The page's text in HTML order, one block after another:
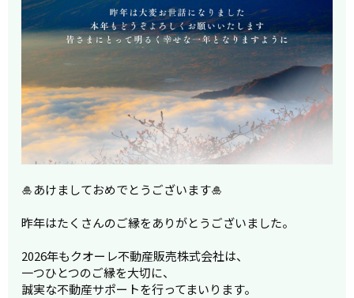
🎍あけましておめでとうございます🎍
昨年はたくさんのご縁をありがとうございました。
2026年もクオーレ不動産販売株式会社は、
一つひとつのご縁を大切に、
誠実な不動産サポートを行ってまいります。